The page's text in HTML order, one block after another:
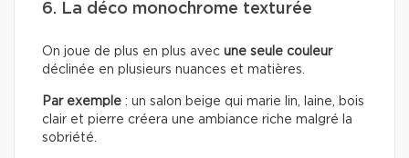
6. La déco monochrome texturée
On joue de plus en plus avec une seule couleur
déclinée en plusieurs nuances et matières.
Par exemple : un salon beige qui marie lin, laine, bois
clair et pierre créera une ambiance riche malgré la
sobriété.